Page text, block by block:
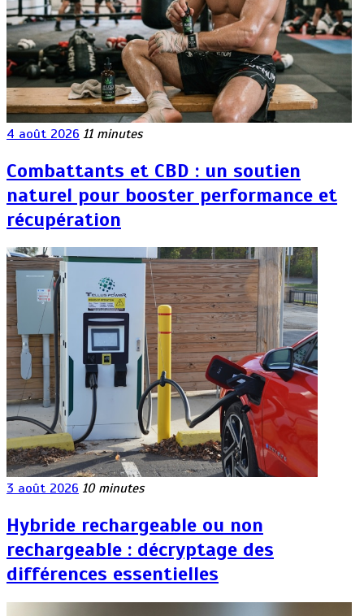
4 août 2026 11 minutes
Combattants et CBD : un soutien
naturel pour booster performance et
récupération
3 août 2026 10 minutes
Hybride rechargeable ou non
rechargeable : décryptage des
différences essentielles